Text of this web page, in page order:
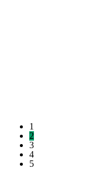
1
2
3
4
5